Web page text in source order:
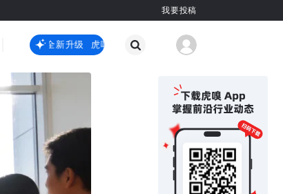
我要投稿
热点
嗅嗅全新升级 虎嗅嗅全新升级